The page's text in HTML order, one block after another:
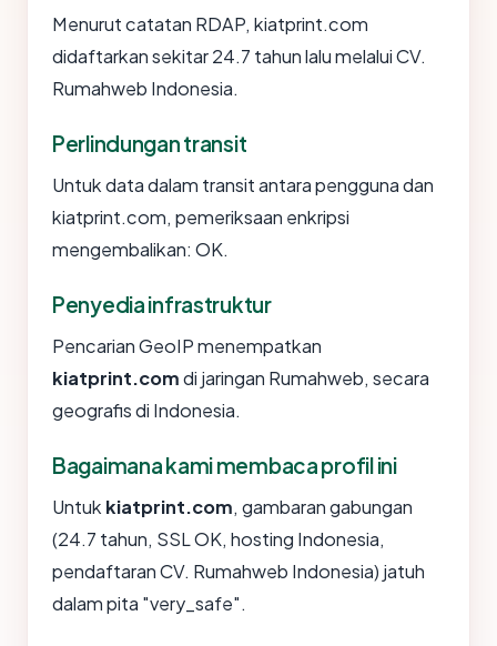
Menurut catatan RDAP, kiatprint.com
didaftarkan sekitar 24.7 tahun lalu melalui CV.
Rumahweb Indonesia.
Perlindungan transit
Untuk data dalam transit antara pengguna dan
kiatprint.com, pemeriksaan enkripsi
mengembalikan: OK.
Penyedia infrastruktur
Pencarian GeoIP menempatkan
kiatprint.comdi jaringan Rumahweb, secara
geografis di Indonesia.
Bagaimana kami membaca profil ini
Untuk kiatprint.com, gambaran gabungan
(24.7 tahun, SSL OK, hosting Indonesia,
pendaftaran CV. Rumahweb Indonesia) jatuh
dalam pita "very_safe".